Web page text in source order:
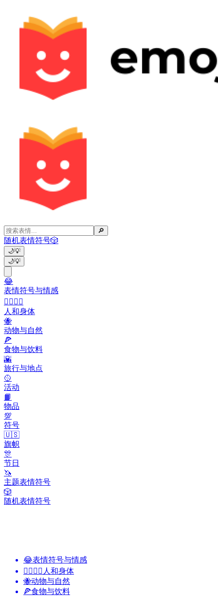
🔎
随机表情符号🎲
🌙💡
🌙💡
😂
表情符号与情感
👩‍❤️‍💋‍👨
人和身体
🐝
动物与自然
🍕
食物与饮料
🌇
旅行与地点
🥎
活动
📙
物品
💯
符号
🇺🇸
旗帜
🎊
节日
🦄
主题表情符号
🎲
随机表情符号
😂表情符号与情感
👩‍❤️‍💋‍👨 人和身体
🐝动物与自然
🍕食物与饮料